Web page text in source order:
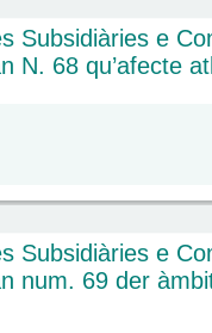
Subsidiàries e
N. 68 qu’afecte
Subsidiàries e
num. 69 der